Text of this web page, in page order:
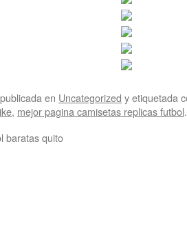
en Uncategorized y etiquetada
, mejor pagina camisetas replicas futbol
baratas quito